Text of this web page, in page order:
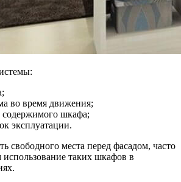
во время движения;
шкафа;
эксплуатации.
свободного места перед фасадом, часто
таких шкафов в